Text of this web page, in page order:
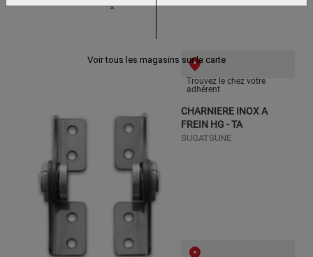
Trouvez le chez votre
adhérent
CHARNIERE INOX A
FREIN HG - TA
SUGATSUNE
Voir tous les magasins sur la carte